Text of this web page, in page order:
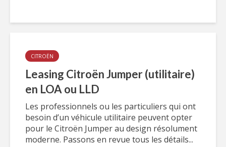
CITROËN
Leasing Citroën Jumper (utilitaire)
en LOA ou LLD
Les professionnels ou les particuliers qui ont
besoin d’un véhicule utilitaire peuvent opter
pour le Citroën Jumper au design résolument
moderne. Passons en revue tous les détails...